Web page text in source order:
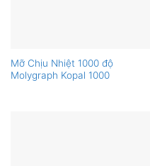
Mỡ Chịu Nhiệt 1000 độ
Molygraph Kopal 1000